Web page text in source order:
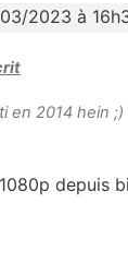
2023 à
en 2014 hein ;)
depuis